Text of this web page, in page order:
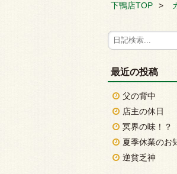
下鴨店TOP
最近の投稿
父の背中
店主の休日
冥界の味！？
夏季休業のお
逆貧乏神